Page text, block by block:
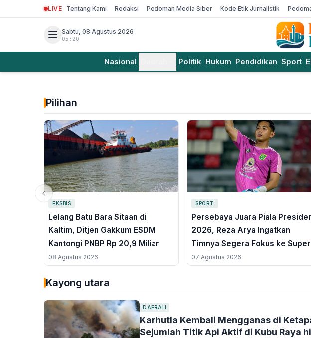
LIVE Tentang Kami Redaksi Pedoman Media Siber Kode Etik Jurnalistik
Sabtu, 08 Agustus 2026
05:20
Nasional Politik Hukum Pendidikan Sport
Pilihan
EKSBIS
Lelang Batu Bara Sitaan di
Kaltim, Ditjen Gakkum ESDM
Kantongi PNBP Rp 20,9 Miliar
08 Agustus 2026
SPORT
Persebaya Juara Piala
2026, Reza Arya Ingatkan
Timnya Segera Fokus ke Super
League
07 Agustus 2026
Kayong utara
DAERAH
Karhutla Kembali Mengganas di
Sejumlah Titik Api Aktif di Kubu Raya